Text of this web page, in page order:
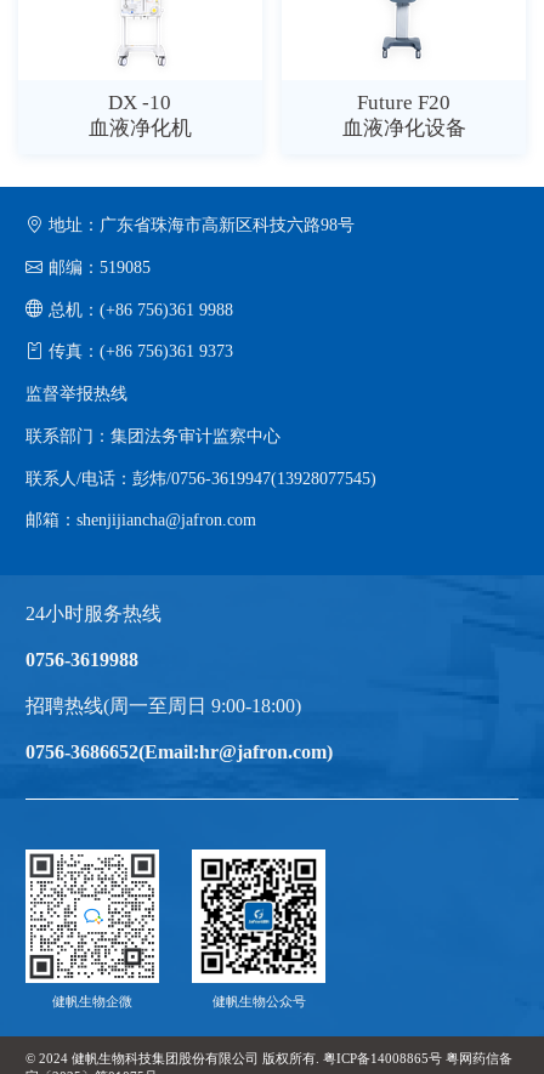
DX -10
血液净化机
Future F20
血液净化设备
地址：广东省珠海市高新区科技六路98号
邮编：519085
总机：(+86 756)361 9988
传真：(+86 756)361 9373
监督举报热线
联系部门：集团法务审计监察中心
联系人/电话：彭炜/0756-3619947(13928077545)
邮箱：shenjijiancha@jafron.com
24小时服务热线
0756-3619988
招聘热线(周一至周日 9:00-18:00)
0756-3686652(Email:hr@jafron.com)
健帆生物企微 健帆生物公众号
© 2024 健帆生物科技集团股份有限公司 版权所有. 粤ICP备14008865号 粤网药信备